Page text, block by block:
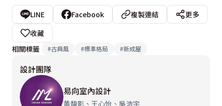
LINE Facebook 複製連結
更多
收藏
相關標籤
#古典風 #標準格局 #新成屋
設計團隊
易向室內設計
黄馥影、王心怡、吳浩宇